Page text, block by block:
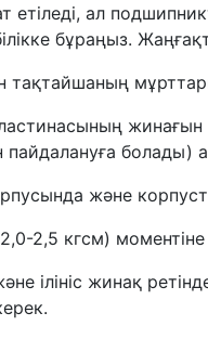
етіледі, ал
бұраңыз.
тақтайшаның
жинағын
пайдалануға болады)
және корпусты
2,5 кгсм) моментіне
ілініс жинақ